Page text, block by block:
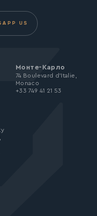
US
Монте-Карло
74 Boulevard d’Italie,
Monaco
+33 749 41 21 53